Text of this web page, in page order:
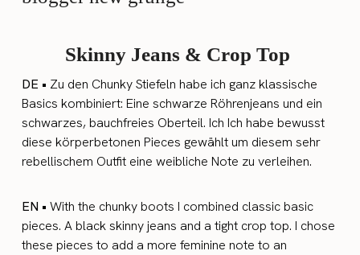
Skinny Jeans & Crop Top
DE • Zu den Chunky Stiefeln habe ich ganz klassische
Basics kombiniert: Eine schwarze Röhrenjeans und ein
schwarzes, bauchfreies Oberteil. Ich Ich habe bewusst
diese körperbetonen Pieces gewählt um diesem sehr
rebellischem Outfit eine weibliche Note zu verleihen.
EN •With the chunky boots I combined classic basic
pieces. A black skinny jeans and a tight crop top. I chose
these pieces to add a more feminine note to an